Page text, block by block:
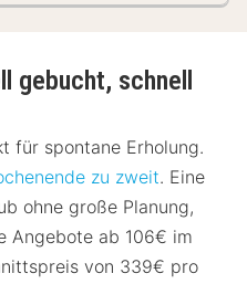
gebucht, schnell
für spontane Erholung.
zu zweit. Eine
ohne große Planung,
Angebote ab 106€ im
von 339€ pro